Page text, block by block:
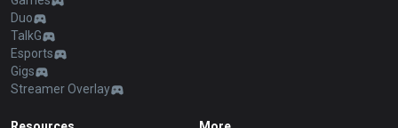
Duo
TalkG
Esports
Gigs
Streamer Overlay